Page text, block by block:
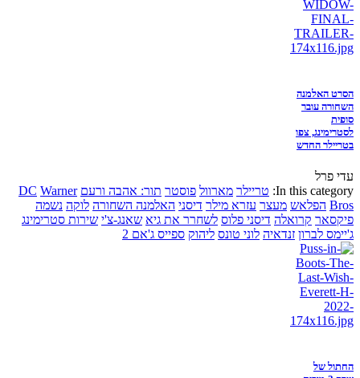
הסרט האלמנה
השחורה עובר
סופית
לסטרימינג, צפו
בטריילר החדש
עדי פרל
In this category: טריילר מארוול פוסטר תור: אהבה ורעם DC Warner
Bros הפלאש מעצר עזרא מילר דיסני האלמנה השחורה לוקה נשמה
פיקסאר קרואלה דיסני פלוס לשחרר את גיא שאנג-צ'י שירות סטרימינג
ג'יימס לברון זנדאיה לוני טונס ליהוק ספייס ג'אם 2
החתול של